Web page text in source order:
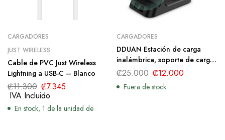
CARGADORES
JUST WIRELESS
Cable de PVC Just Wireless
Lightning a USB-C – Blanco
₡11.300 ₡7.345
IVA Incluido
En stock, 1 de la unidad de
CARGADORES
DDUAN Estación de carga
inalámbrica, soporte de carga
rápida 3 en 1, cargador
inalámbrico para Apple Watch
8/7/6/5/4/3 y
₡25.000 ₡12.000
Fuera de stock